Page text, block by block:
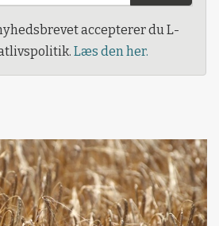
accepterer du L-
Læs den her.